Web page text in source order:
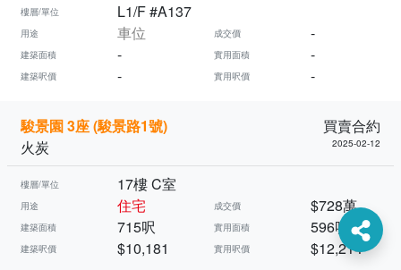
樓層/單位 L1/F #A137
用途 車位 成交價 -
建築面積 - 實用面積 -
建築呎價 - 實用呎價 -
駿景園 3座 (駿景路1號)
買賣合約
火炭
2025-02-12
樓層/單位 17樓 C室
用途 住宅 成交價 $728萬
建築面積 715呎 實用面積 596呎
建築呎價 $10,181 實用呎價 $12,214